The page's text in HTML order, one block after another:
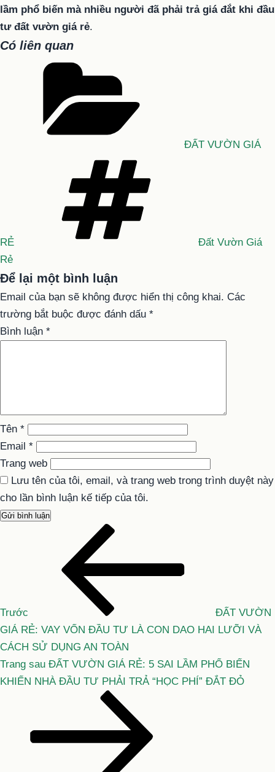
lầm phổ biến mà nhiều người đã phải trả giá đắt khi đầu
tư đất vườn giá rẻ.
Có liên quan
ĐẤT VƯỜN GIÁ
RẺ
Đất Vườn Giá
Rẻ
Để lại một bình luận
Email của bạn sẽ không được hiển thị công khai. Các
trường bắt buộc được đánh dấu *
Bình luận *
Tên *
Email *
Trang web
Lưu tên của tôi, email, và trang web trong trình duyệt này
cho lần bình luận kế tiếp của tôi.
viết
Trước
ĐẤT VƯỜN
GIÁ RẺ: VAY VỐN ĐẦU TƯ LÀ CON DAO HAI LƯỠI VÀ
CÁCH SỬ DỤNG AN TOÀN
Bài
tiếp
Trang sau ĐẤT VƯỜN GIÁ RẺ: 5 SAI LẦM PHỔ BIẾN
KHIẾN NHÀ ĐẦU TƯ PHẢI TRẢ “HỌC PHÍ” ĐẮT ĐỎ